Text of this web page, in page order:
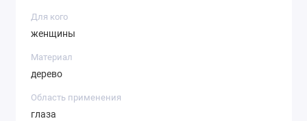
Вес: 1,14 г
Для кого
женщины
Материал
дерево
Область применения
глаза